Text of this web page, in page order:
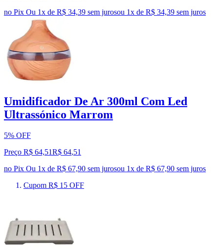
no Pix Ou 1x de R$ 34,39 sem jurosou 1x de R$ 34,39 sem juros
Umidificador De Ar 300ml Com Led
Ultrassónico Marrom
5% OFF
Preço R$ 64,51R$ 64,51
no Pix Ou 1x de R$ 67,90 sem jurosou 1x de R$ 67,90 sem juros
Cupom R$ 15 OFF